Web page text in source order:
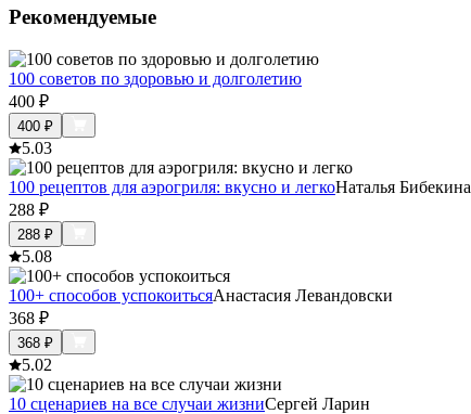
Рекомендуемые
100 советов по здоровью и долголетию
400 ₽
400 ₽
5.03
100 рецептов для аэрогриля: вкусно и легкоНаталья Бибекина
288 ₽
288 ₽
5.08
100+ способов успокоитьсяАнастасия Левандовски
368 ₽
368 ₽
5.02
10 сценариев на все случаи жизниСергей Ларин